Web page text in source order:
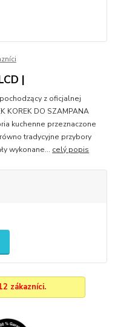
|
z oficjalnej
KOREK DO SZAMPANA
kuchenne przeznaczone
tradycyjne przybory
wykonane... celý popis
zákazníci.